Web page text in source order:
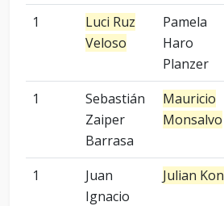
1
Luci Ruz
Veloso
Pamela
Haro
Planzer
1
Sebastián
Zaiper
Barrasa
Mauricio
Monsalvo
1
Juan
Ignacio
Julian Kon